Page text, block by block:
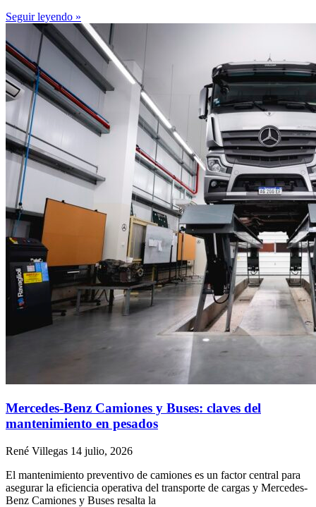
Seguir leyendo »
Mercedes-Benz Camiones y Buses: claves del
mantenimiento en pesados
René Villegas 14 julio, 2026
El mantenimiento preventivo de camiones es un factor central para
asegurar la eficiencia operativa del transporte de cargas y Mercedes-
Benz Camiones y Buses resalta la